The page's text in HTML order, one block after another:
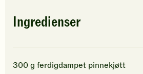
Ingredienser
300g ferdigdampet pinnekjøtt